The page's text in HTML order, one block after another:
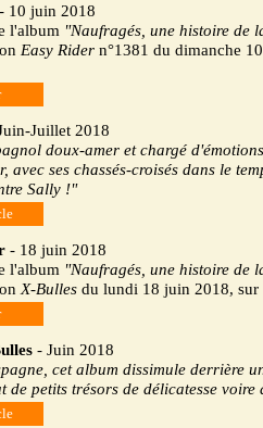
10 juin 2018
l'album "Naufragés, une histoire de
Easy Ridern°1381 du dimanche
Juillet 2018
doux-amer et chargé
avec ses chassés-croisés dans le
Sally !"
- 18 juin 2018
l'album "Naufragés, une histoire de
X-Bullesdu lundi 18 juin 2018, sur
- Juin 2018
cet album dissimule derrière
de petits trésors de délicatesse